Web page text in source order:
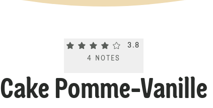
Current rating 3.8. Click to rate.
3.8
4
NOTES
Cake Pomme-Vanille